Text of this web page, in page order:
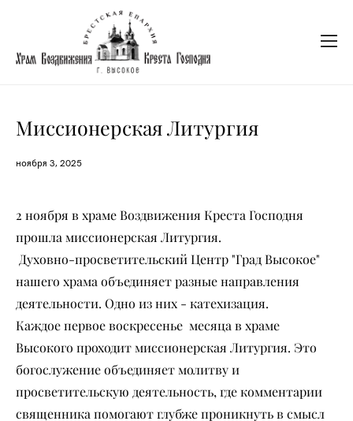
Миссионерская Литургия
ноября 3, 2025
2 ноября в храме Воздвижения Креста Господня
прошла миссионерская Литургия.
Духовно-просветительский Центр "Град Высокое"
нашего храма объединяет разные направления
деятельности. Одно из них - катехизация.
Каждое первое воскресенье месяца в храме
Высокого проходит миссионерская Литургия. Это
богослужение объединяет молитву и
просветительскую деятельность, где комментарии
священника помогают глубже проникнуть в смысл